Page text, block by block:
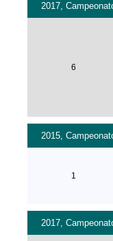
2017,
6
2015,
1
2017,